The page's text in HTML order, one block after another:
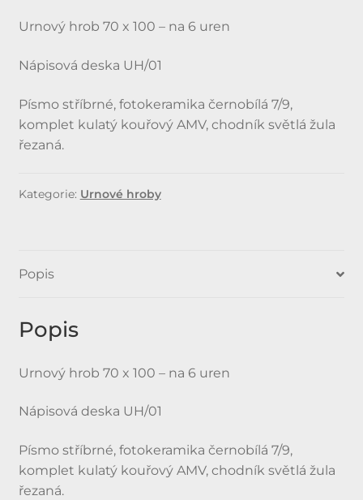
Urnový hrob 70 x 100 – na 6 uren
Nápisová deska UH/01
Písmo stříbrné, fotokeramika černobílá 7/9,
komplet kulatý kouřový AMV, chodník světlá žula
řezaná.
Kategorie: Urnové hroby
Popis
Popis
Urnový hrob 70 x 100 – na 6 uren
Nápisová deska UH/01
Písmo stříbrné, fotokeramika černobílá 7/9,
komplet kulatý kouřový AMV, chodník světlá žula
řezaná.